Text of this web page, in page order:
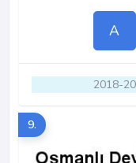
A
2018-
9.